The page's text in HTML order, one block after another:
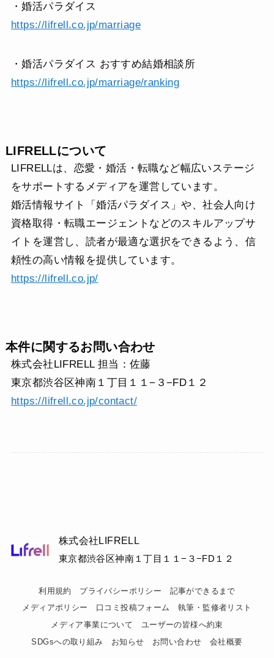
・婚活パラダイス
https://lifrell.co.jp/marriage
・婚活パラダイス おすすめ結婚相談所
https://lifrell.co.jp/marriage/ranking
LIFRELLについて
LIFRELLは、恋愛・婚活・転職など幅広いステージ
をサポートするメディアを運営しています。
婚活情報サイト「婚活パラダイス」や、社会人向け
資格取得・転職エージェントなどのスキルアップサ
イトを運営し、読者が最適な選択をできるよう、信
頼性の高い情報を提供しています。
https://lifrell.co.jp/
本件に関するお問い合わせ
株式会社LIFRELL 担当：佐藤
東京都渋谷区神南１丁目１１−３−FD１２
https://lifrell.co.jp/contact/
株式会社LIFRELL
東京都渋谷区神南１丁目１１−３−FD１２
利用規約 プライバシーポリシー
記事ができるまで
メディアポリシー
口コミ投稿フォーム
執筆・監修者リスト
メディア事業について
ユーザーの皆様へ約束
SDGsへの取り組み
お知らせ お問い合わせ 会社概要